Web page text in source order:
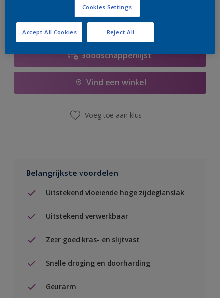
Boodschappenlijst
Vind een winkel
Voeg toe aan klus
Belangrijkste voordelen
Uitstekend vloeiende hoge zijdeglanslak
Uitstekend verwerkbaar
Zeer goed kras- en slijtvast
Snelle droging en doorharding
Geurarm
Cookies Settings
Reject All
Accept All Cookies